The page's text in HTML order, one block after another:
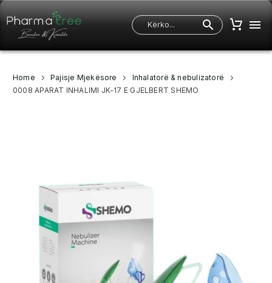
Home Pajisje Mjekësore
Inhalatorë & nebulizatorë
0008 APARAT INHALIMI JK-17 E GJELBERT SHEMO